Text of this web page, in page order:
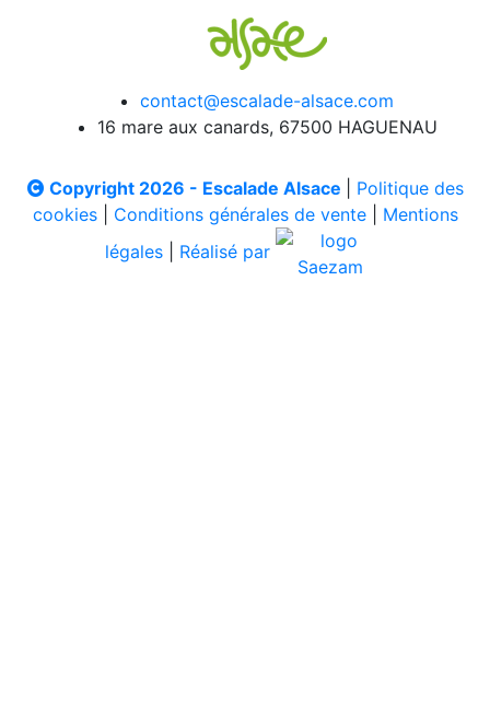
contact@escalade-alsace.com
16 mare aux canards, 67500 HAGUENAU
Copyright 2026 - Escalade Alsace
Politique des
cookies| Conditions générales de vente| Mentions
légales
Réalisé par